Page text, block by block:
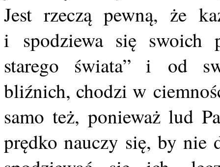
Jest rzeczą pewną, że
i spodziewa się swoich
starego świata” i od
bliźnich, chodzi w
samo też, ponieważ lud
prędko nauczy się, by nie